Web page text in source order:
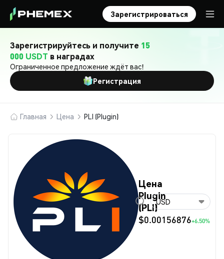
Зарегистрироваться
Зарегистрируйтесь и получите 15
000 USDT в наградах
Ограниченное предложение ждёт вас!
Регистрация
Главная Цена PLI (Plugin)
Цена
Plugin
(PLI)
$0.00156876+6.50%
USD